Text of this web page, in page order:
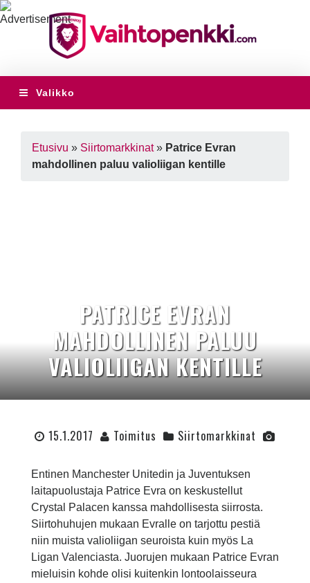
Valikko
Etusivu » Siirtomarkkinat» Patrice Evran
mahdollinen paluu valioliigan kentille
PATRICE EVRAN
MAHDOLLINEN PALUU
VALIOLIIGAN KENTILLE
15.1.2017 Toimitus Siirtomarkkinat
Entinen Manchester Unitedin ja Juventuksen
laitapuolustaja Patrice Evra on keskustellut
Crystal Palacen kanssa mahdollisesta siirrosta.
Siirtohuhujen mukaan Evralle on tarjottu pestiä
niin muista valioliigan seuroista kuin myös La
Ligan Valenciasta. Juorujen mukaan Patrice Evran
mieluisin kohde olisi kuitenkin lontoolaisseura